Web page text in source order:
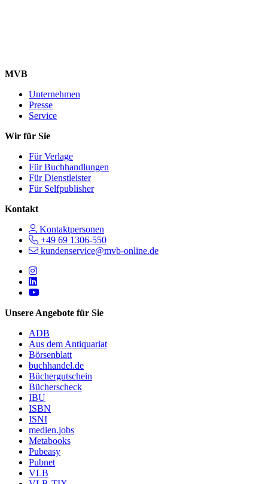
MVB
Unternehmen
Presse
Service
Wir für Sie
Für Verlage
Für Buchhandlungen
Für Dienstleister
Für Selfpublisher
Kontakt
Kontaktpersonen
+49 69 1306-550
kundenservice@mvb-online.de
Follow us on https://www.instagram.com/lifeatmvb/
Follow us on https://www.linkedin.com/company/mvbbooks
Follow us on https://www.youtube.com/@mvbbooks
Unsere Angebote für Sie
ADB
Aus dem Antiquariat
Börsenblatt
buchhandel.de
Büchergutschein
Bücherscheck
IBU
ISBN
ISNI
medien.jobs
Metabooks
Pubeasy
Pubnet
VLB